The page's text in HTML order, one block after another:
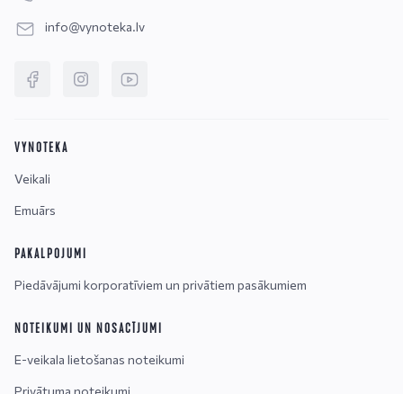
info@vynoteka.lv
VYNOTEKA
Veikali
Emuārs
PAKALPOJUMI
Piedāvājumi korporatīviem un privātiem pasākumiem
NOTEIKUMI UN NOSACĪJUMI
E-veikala lietošanas noteikumi
Privātuma noteikumi